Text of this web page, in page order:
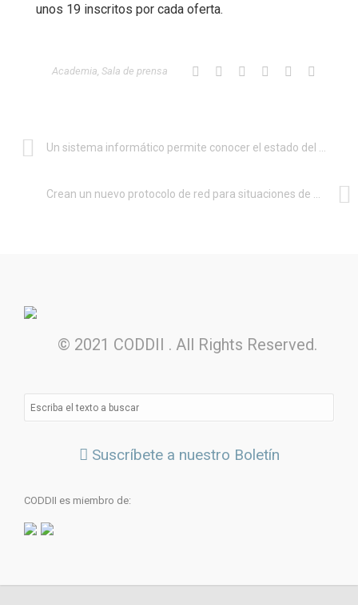
unos 19 inscritos por cada oferta.
Academia, Sala de prensa
© 2021 CODDII . All Rights Reserved.
Suscríbete a nuestro Boletín
CODDII es miembro de: